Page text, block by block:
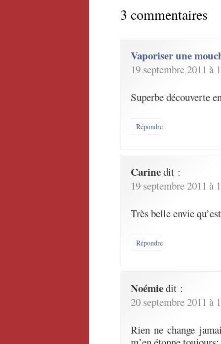
3 commentaires
Vaporiser une
19 septembre 2011 à
Superbe découverte
Répondre
Carinedit :
19 septembre 2011 à
Très belle envie
Répondre
Noémiedit :
20 septembre 2011 à
Rien ne change